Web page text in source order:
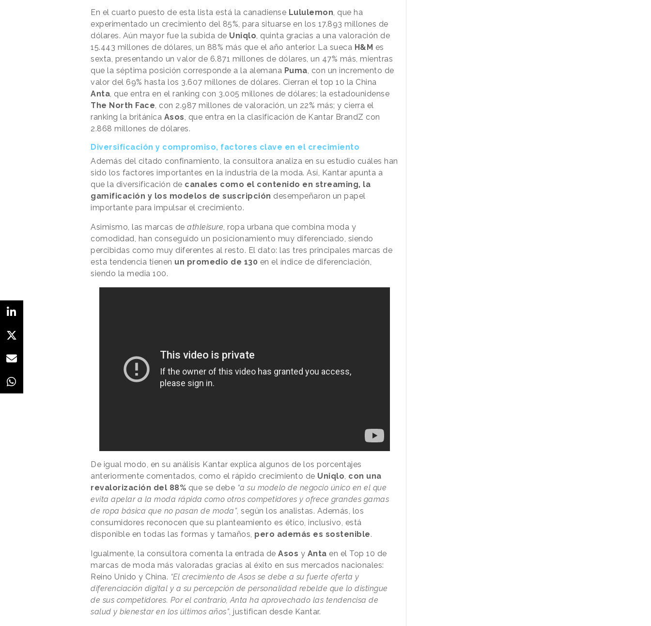
En el cuarto puesto de esta lista está la canadiense Lululemon, que ha
experimentado un crecimiento del 85%, para situarse en los 17.893 millones de
dólares. Aún mayor fue la subida de Uniqlo, quinta gracias a una valoración de
15.443 millones de dólares, un 88% más que el año anterior. La sueca H&M es
sexta, presentando un valor de 6.871 millones de dólares, un 47% más, mientras
que la séptima posición corresponde a la alemana Puma, con un incremento de
valor del 69% hasta los 3.607 millones de dólares. Cierran el top 10 la China
Anta, que entra en el ranking con 3.005 millones de dólares; la estadounidense
The North Face, con 2.987 millones de valoración, un 22% más; y cierra el
ranking la británica Asos, que entra en la clasificación de Kantar BrandZ con
2.868 millones de dólares.
Diversificación y compromiso, factores clave en el crecimiento
Además del citado confinamiento, la consultora analiza en su estudio cuáles han
sido los factores importantes en la industria de la moda. Así, Kantar apunta a
que la diversificación de canales como el contenido en streaming, la
gamificación y los modelos de suscripción desempeñaron un papel
importante para impulsar el crecimiento.
Asimismo, las marcas de athleisure, ropa urbana que combina moda y
comodidad, han conseguido un posicionamiento muy diferenciado, siendo
percibidas como muy diferentes al resto. El dato: las tres principales marcas de
esta tendencia tienen un promedio de 130 en el índice de diferenciación,
siendo la media 100.
De igual modo, en su análisis Kantar explica algunos de los porcentajes
anteriormente comentados, como el rápido crecimiento de Uniqlo, con una
revalorización del 88% que se debe “a su modelo de negocio único en el que
evita apelar a la moda rápida como otros competidores y ofrece grandes gamas
de ropa básica que no pasan de moda”, según los analistas. Además, los
consumidores reconocen que su planteamiento es ético, inclusivo, está
disponible en todas las formas y tamaños, pero además es sostenible.
Igualmente, la consultora comenta la entrada de Asos y Anta en el Top 10 de
marcas de moda más valoradas gracias al éxito en sus mercados nacionales:
Reino Unido y China. “El crecimiento de Asos se debe a su fuerte oferta y
diferenciación digital y a su percepción de personalidad rebelde que lo distingue
de sus competidores. Por el contrario, Anta ha aprovechado las tendencisa de
salud y bienestar en los últimos años”, justifican desde Kantar.